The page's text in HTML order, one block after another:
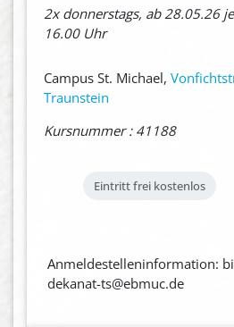
2x donnerstags, ab 28.05.26
16.00 Uhr
Campus St. Michael,
Traunstein
Kursnummer : 41188
Eintritt frei kostenlos
Anmeldestelleninformation:
dekanat-ts@ebmuc.de